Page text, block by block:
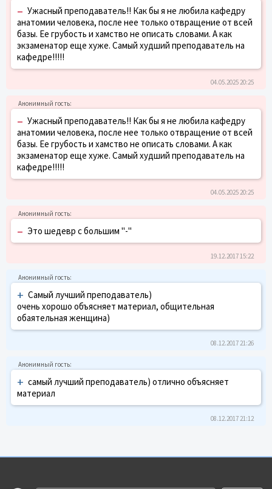
– Ужасный преподаватель!! Как бы я не любила кафедру
анатомии человека, после нее только отвращение от всей
базы. Ее грубость и хамство не описать словами. А как
экзаменатор еще хуже. Самый худший преподаватель на
кафедре!!!!!
04.05.2025 20:25
– Ужасный преподаватель!! Как бы я не любила кафедру
анатомии человека, после нее только отвращение от всей
базы. Ее грубость и хамство не описать словами. А как
экзаменатор еще хуже. Самый худший преподаватель на
кафедре!!!!!
04.05.2025 20:25
– Это шедевр с большим "-"
19.12.2017 15:22
+ Самый лучший преподаватель)
очень хорошо объясняет материал, общительная
обаятельная женщина)
08.12.2017 21:26
+ самый лучший преподаватель) отлично объясняет
материал
08.12.2017 21:12